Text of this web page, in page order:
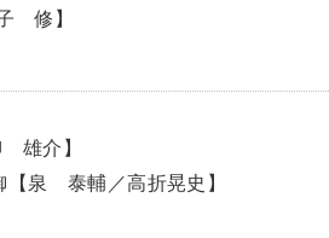
修】
雄介】
泉 泰輔／高折晃史】